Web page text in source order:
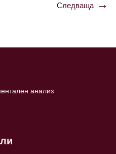
Следваща
анализ